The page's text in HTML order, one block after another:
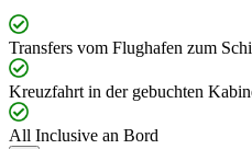
Transfers vom Flughafen zum
Kreuzfahrt in der gebuchten
All Inclusive an Bord